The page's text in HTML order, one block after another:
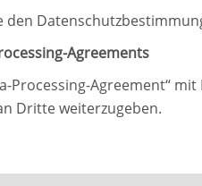
den
Agreements
Processing-Agreement“
Dritte weiterzugeben.